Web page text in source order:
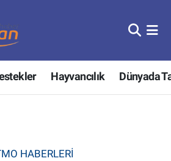
Hayvancılık Dünyada
HABERLERI